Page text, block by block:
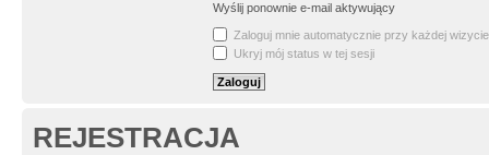
Wyślij ponownie e-mail aktywujący
Zaloguj mnie automatycznie przy każdej wizycie
Ukryj mój status w tej sesji
REJESTRACJA